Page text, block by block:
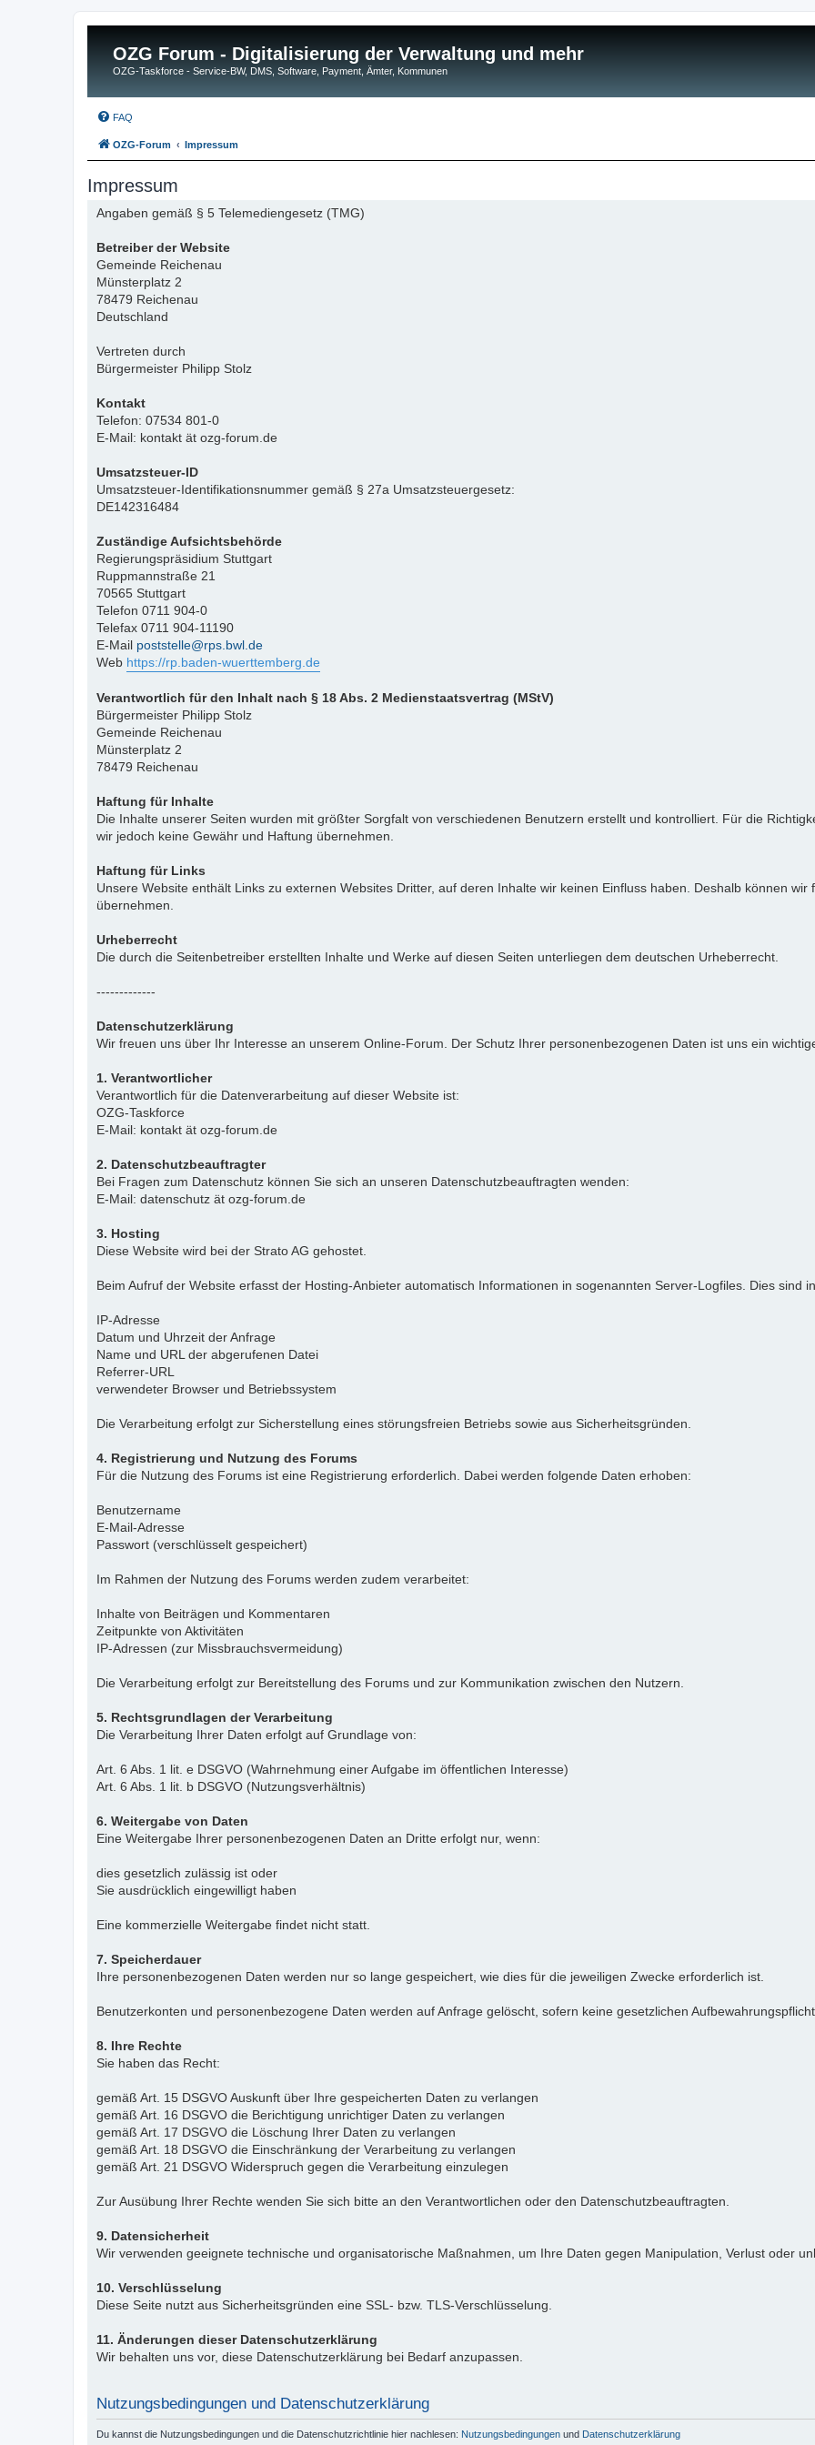
OZG Forum - Digitalisierung der Verwaltung und mehr
OZG-Taskforce - Service-BW, DMS, Software, Payment, Ämter, Kommunen
FAQ
OZG-Forum Impressum
Impressum
Angaben gemäß § 5 Telemediengesetz (TMG)
Betreiber der Website
Gemeinde Reichenau
Münsterplatz 2
78479 Reichenau
Deutschland
Vertreten durch
Bürgermeister Philipp Stolz
Kontakt
Telefon: 07534 801-0
E-Mail: kontakt ät ozg-forum.de
Umsatzsteuer-ID
Umsatzsteuer-Identifikationsnummer gemäß § 27a Umsatzsteuergesetz:
DE142316484
Zuständige Aufsichtsbehörde
Regierungspräsidium Stuttgart
Ruppmannstraße 21
70565 Stuttgart
Telefon 0711 904-0
Telefax 0711 904-11190
E-Mail poststelle@rps.bwl.de
Web https://rp.baden-wuerttemberg.de
Verantwortlich für den Inhalt nach § 18 Abs. 2 Medienstaatsvertrag (MStV)
Bürgermeister Philipp Stolz
Gemeinde Reichenau
Münsterplatz 2
78479 Reichenau
Haftung für Inhalte
Die Inhalte unserer Seiten wurden mit größter Sorgfalt von verschiedenen Benutzern erstellt und kontrolliert. Für die
wir jedoch keine Gewähr und Haftung übernehmen.
Haftung für Links
Unsere Website enthält Links zu externen Websites Dritter, auf deren Inhalte wir keinen Einfluss haben. Deshalb können
übernehmen.
Urheberrecht
Die durch die Seitenbetreiber erstellten Inhalte und Werke auf diesen Seiten unterliegen dem deutschen Urheberrecht.
-------------
Datenschutzerklärung
Wir freuen uns über Ihr Interesse an unserem Online-Forum. Der Schutz Ihrer personenbezogenen Daten ist uns ein
1. Verantwortlicher
Verantwortlich für die Datenverarbeitung auf dieser Website ist:
OZG-Taskforce
E-Mail: kontakt ät ozg-forum.de
2. Datenschutzbeauftragter
Bei Fragen zum Datenschutz können Sie sich an unseren Datenschutzbeauftragten wenden:
E-Mail: datenschutz ät ozg-forum.de
3. Hosting
Diese Website wird bei der Strato AG gehostet.
Beim Aufruf der Website erfasst der Hosting-Anbieter automatisch Informationen in sogenannten Server-Logfiles. Dies sind
IP-Adresse
Datum und Uhrzeit der Anfrage
Name und URL der abgerufenen Datei
Referrer-URL
verwendeter Browser und Betriebssystem
Die Verarbeitung erfolgt zur Sicherstellung eines störungsfreien Betriebs sowie aus Sicherheitsgründen.
4. Registrierung und Nutzung des Forums
Für die Nutzung des Forums ist eine Registrierung erforderlich. Dabei werden folgende Daten erhoben:
Benutzername
E-Mail-Adresse
Passwort (verschlüsselt gespeichert)
Im Rahmen der Nutzung des Forums werden zudem verarbeitet:
Inhalte von Beiträgen und Kommentaren
Zeitpunkte von Aktivitäten
IP-Adressen (zur Missbrauchsvermeidung)
Die Verarbeitung erfolgt zur Bereitstellung des Forums und zur Kommunikation zwischen den Nutzern.
5. Rechtsgrundlagen der Verarbeitung
Die Verarbeitung Ihrer Daten erfolgt auf Grundlage von:
Art. 6 Abs. 1 lit. e DSGVO (Wahrnehmung einer Aufgabe im öffentlichen Interesse)
Art. 6 Abs. 1 lit. b DSGVO (Nutzungsverhältnis)
6. Weitergabe von Daten
Eine Weitergabe Ihrer personenbezogenen Daten an Dritte erfolgt nur, wenn:
dies gesetzlich zulässig ist oder
Sie ausdrücklich eingewilligt haben
Eine kommerzielle Weitergabe findet nicht statt.
7. Speicherdauer
Ihre personenbezogenen Daten werden nur so lange gespeichert, wie dies für die jeweiligen Zwecke erforderlich ist.
Benutzerkonten und personenbezogene Daten werden auf Anfrage gelöscht, sofern keine gesetzlichen
8. Ihre Rechte
Sie haben das Recht:
gemäß Art. 15 DSGVO Auskunft über Ihre gespeicherten Daten zu verlangen
gemäß Art. 16 DSGVO die Berichtigung unrichtiger Daten zu verlangen
gemäß Art. 17 DSGVO die Löschung Ihrer Daten zu verlangen
gemäß Art. 18 DSGVO die Einschränkung der Verarbeitung zu verlangen
gemäß Art. 21 DSGVO Widerspruch gegen die Verarbeitung einzulegen
Zur Ausübung Ihrer Rechte wenden Sie sich bitte an den Verantwortlichen oder den Datenschutzbeauftragten.
9. Datensicherheit
Wir verwenden geeignete technische und organisatorische Maßnahmen, um Ihre Daten gegen Manipulation, Verlust oder
10. Verschlüsselung
Diese Seite nutzt aus Sicherheitsgründen eine SSL- bzw. TLS-Verschlüsselung.
11. Änderungen dieser Datenschutzerklärung
Wir behalten uns vor, diese Datenschutzerklärung bei Bedarf anzupassen.
Nutzungsbedingungen und Datenschutzerklärung
Du kannst die Nutzungsbedingungen und die Datenschutzrichtlinie hier nachlesen: Nutzungsbedingungen und Datenschutzerklärung